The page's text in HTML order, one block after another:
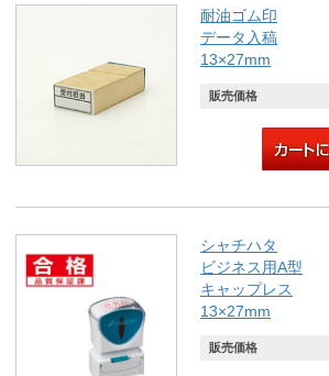
耐油ゴム印
データ入稿
13×27mm
販売価格
シャチハタ
ビジネス用A型
キャップレス
13×27mm
販売価格